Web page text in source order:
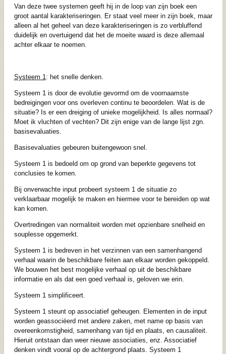
Van deze twee systemen geeft hij in de loop van zijn boek een
groot aantal karakteriseringen. Er staat veel meer in zijn boek, maar
alleen al het geheel van deze karakteriseringen is zo verbluffend
duidelijk en overtuigend dat het de moeite waard is deze allemaal
achter elkaar te noemen.
Systeem 1: het snelle denken.
Systeem 1 is door de evolutie gevormd om de voornaamste
bedreigingen voor ons overleven continu te beoordelen. Wat is de
situatie? Is er een dreiging of unieke mogelijkheid. Is alles normaal?
Moet ik vluchten of vechten? Dit zijn enige van de lange lijst zgn.
basisevaluaties.
Basisevaluaties gebeuren buitengewoon snel.
Systeem 1 is bedoeld om op grond van beperkte gegevens tot
conclusies te komen.
Bij onverwachte input probeert systeem 1 de situatie zo
verklaarbaar mogelijk te maken en hiermee voor te bereiden op wat
kan komen.
Overtredingen van normaliteit worden met opzienbare snelheid en
souplesse opgemerkt.
Systeem 1 is bedreven in het verzinnen van een samenhangend
verhaal waarin de beschikbare feiten aan elkaar worden gekoppeld.
We bouwen het best mogelijke verhaal op uit de beschikbare
informatie en als dat een goed verhaal is, geloven we erin.
Systeem 1 simplificeert.
Systeem 1 steunt op associatief geheugen. Elementen in de input
worden geassociëerd met andere zaken, met name op basis van
overeenkomstigheid, samenhang van tijd en plaats, en causaliteit.
Hieruit ontstaan dan weer nieuwe associaties, enz. Associatief
denken vindt vooral op de achtergrond plaats. Systeem 1